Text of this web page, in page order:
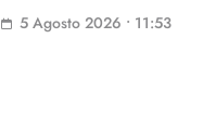
5 Agosto 2026 • 11:53